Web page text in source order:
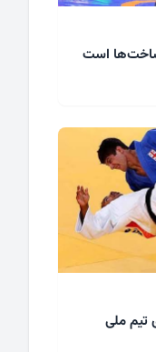
است
تیم ملی